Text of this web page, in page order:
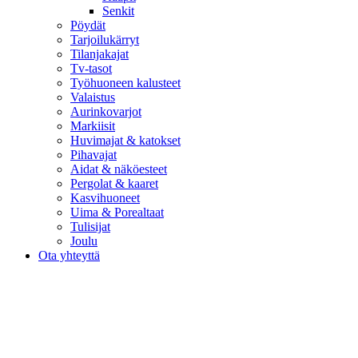
Senkit
Pöydät
Tarjoilukärryt
Tilanjakajat
Tv-tasot
Työhuoneen kalusteet
Valaistus
Aurinkovarjot
Markiisit
Huvimajat & katokset
Pihavajat
Aidat & näköesteet
Pergolat & kaaret
Kasvihuoneet
Uima & Porealtaat
Tulisijat
Joulu
Ota yhteyttä